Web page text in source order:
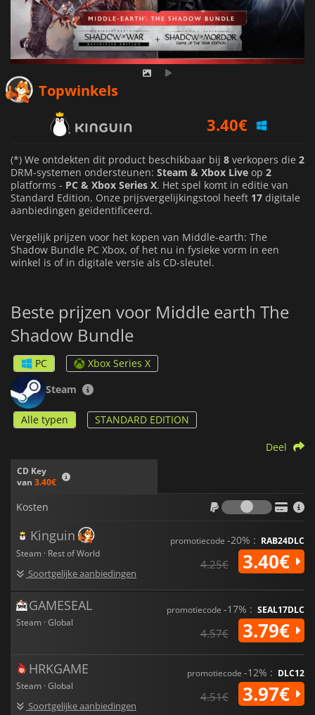
Topwinkels
4.01€
3.79€
(*) We ontdekten dit product beschikbaar bij 8 verkopers die 2
DRM-systemen ondersteunen: Steam & Xbox Live op 2
platforms - PC & Xbox Series X. Het spel komt in editie van
Standard Edition. Onze prijsvergelijkingstool heeft 17 digitale
aanbiedingen geïdentificeerd.
Vergelijk prijzen voor het kopen van Middle-earth: The
Shadow Bundle PC Xbox, of het nu in fysieke vorm in een
winkel is of in digitale versie als CD-sleutel.
Beste prijzen voor Middle earth The
Shadow Bundle
PC
Xbox Series X
Steam
Alle typen STANDARD EDITION
CD Key
van 3.40€
Deel
Kosten
Kosten
Kinguin
Steam · Rest of World
Soortgelijke aanbiedingen
promotiecode -20% : RAB24DLC
4.25€ 3.40€
GAMESEAL
Steam · Global
promotiecode -17% : SEAL17DLC
4.57€ 3.79€
HRKGAME
Steam · Global
Soortgelijke aanbiedingen
promotiecode -12% : DLC12
4.51€ 3.97€